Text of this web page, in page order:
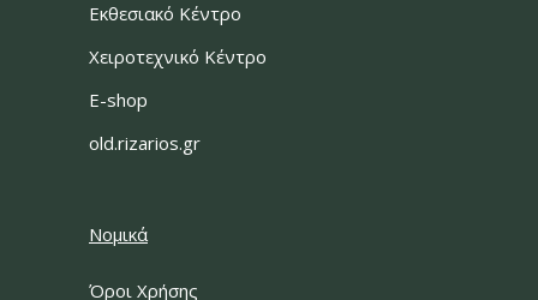
Εκθεσιακό Κέντρο
Χειροτεχνικό Κέντρο
E-shop
old.rizarios.gr
Νομικά
Όροι Χρήσης